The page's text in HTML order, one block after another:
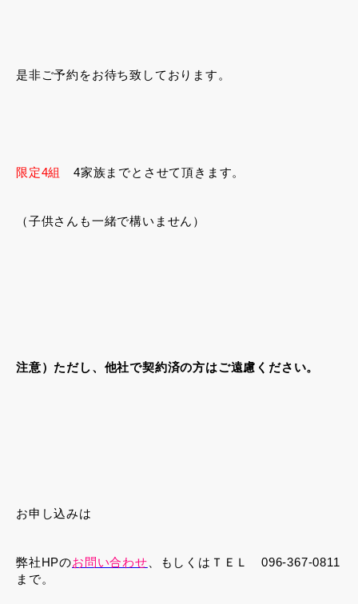
是非ご予約をお待ち致しております。
限定4組 4家族までとさせて頂きます。
（子供さんも一緒で構いません）
注意）ただし、他社で契約済の方はご遠慮ください。
お申し込みは
弊社HPのお問い合わせ 、もしくはＴＥＬ 096-367-0811
まで。